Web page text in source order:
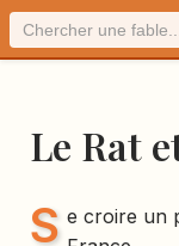
Le Rat
S e croire un